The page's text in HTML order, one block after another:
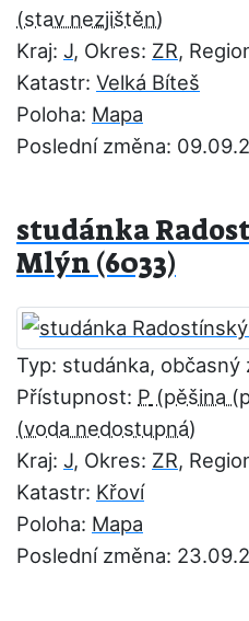
Kraj: J, Okres: ZR,
Katastr: Velká Bíteš
Poloha: Mapa
Poslední změna:
studánka
Mlýn (6033)
Typ: studánka, občasný
Přístupnost: P
Kraj: J, Okres: ZR,
Katastr: Křoví
Poloha: Mapa
Poslední změna: